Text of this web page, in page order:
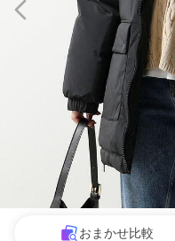
おまかせ比較